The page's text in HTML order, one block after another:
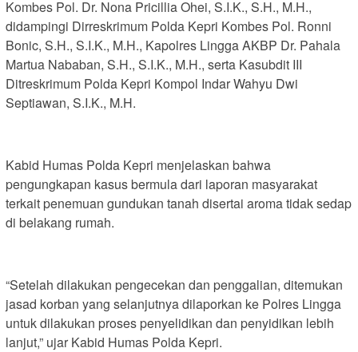
Kombes Pol. Dr. Nona Pricillia Ohei, S.I.K., S.H., M.H.,
didampingi Dirreskrimum Polda Kepri Kombes Pol. Ronni
Bonic, S.H., S.I.K., M.H., Kapolres Lingga AKBP Dr. Pahala
Martua Nababan, S.H., S.I.K., M.H., serta Kasubdit III
Ditreskrimum Polda Kepri Kompol Indar Wahyu Dwi
Septiawan, S.I.K., M.H.
Kabid Humas Polda Kepri menjelaskan bahwa
pengungkapan kasus bermula dari laporan masyarakat
terkait penemuan gundukan tanah disertai aroma tidak sedap
di belakang rumah.
“Setelah dilakukan pengecekan dan penggalian, ditemukan
jasad korban yang selanjutnya dilaporkan ke Polres Lingga
untuk dilakukan proses penyelidikan dan penyidikan lebih
lanjut,” ujar Kabid Humas Polda Kepri.